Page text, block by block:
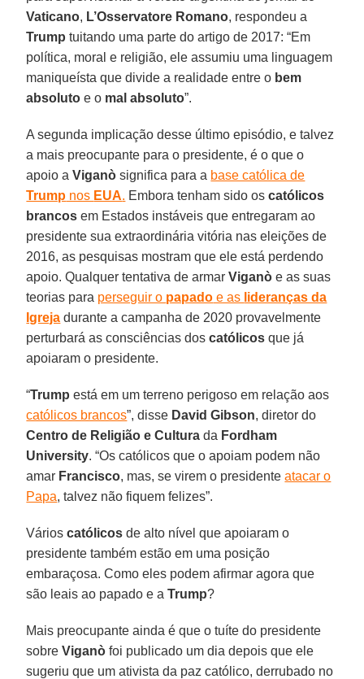
Vaticano, L’Osservatore Romano, respondeu a
Trump tuitando uma parte do artigo de 2017: “Em
política, moral e religião, ele assumiu uma linguagem
maniqueísta que divide a realidade entre o bem
absoluto e o mal absoluto”.
A segunda implicação desse último episódio, e talvez
a mais preocupante para o presidente, é o que o
apoio aViganò significa para a base católica de
Trump nos EUA. Embora tenham sido oscatólicos
brancos em Estados instáveis que entregaram ao
presidente sua extraordinária vitória nas eleições de
2016, as pesquisas mostram que ele está perdendo
apoio. Qualquer tentativa de armarViganò e as suas
teorias para perseguir o papado e as lideranças da
Igreja durante a campanha de 2020 provavelmente
perturbará as consciências doscatólicos que já
apoiaram o presidente.
“Trump está em um terreno perigoso em relação aos
católicos brancos”, disse David Gibson, diretor do
Centro de Religião e Cultura da Fordham
University. “Os católicos que o apoiam podem não
amar Francisco, mas, se virem o presidenteatacar o
Papa, talvez não fiquem felizes”.
Várioscatólicos de alto nível que apoiaram o
presidente também estão em uma posição
embaraçosa. Como eles podem afirmar agora que
são leais ao papado e aTrump?
Mais preocupante ainda é que o tuíte do presidente
sobreViganò foi publicado um dia depois que ele
sugeriu que um ativista da paz católico, derrubado no